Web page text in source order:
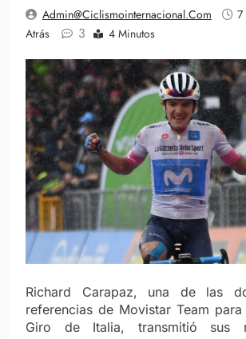
Admin@ciclismointernacional.com
7
Atrás
3 4 Minutos
Richard Carapaz, una de las
referencias de Movistar Team
Giro de Italia, transmitió sus